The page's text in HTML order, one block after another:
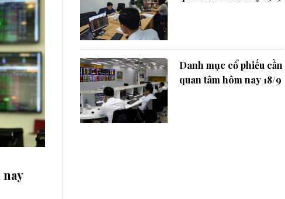
Danh mục cổ phiếu cần
quan tâm hôm nay 18/9